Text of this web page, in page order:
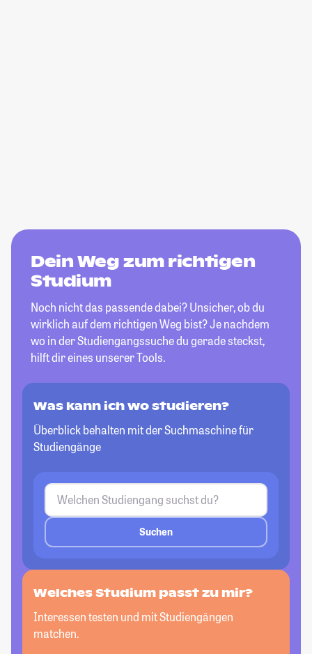
Dein Weg zum richtigen
Studium
Noch nicht das passende dabei? Unsicher, ob du
wirklich auf dem richtigen Weg bist? Je nachdem
wo in der Studiengangssuche du gerade steckst,
hilft dir eines unserer Tools.
Was kann ich wo studieren?
Überblick behalten mit der Suchmaschine für
Studiengänge
Suchen
Welches Studium passtzu mir?
Interessen testen und mit Studiengängen
matchen.